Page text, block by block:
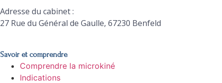
Adresse du cabinet :
27 Rue du Général de Gaulle, 67230 Benfeld
Savoir et comprendre
Comprendre la microkiné
Indications